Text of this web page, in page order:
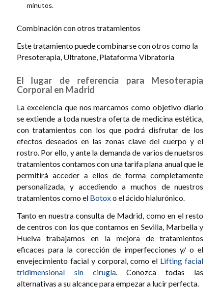
minutos.
Combinación con otros tratamientos
Este tratamiento puede combinarse con otros como la
Presoterapia, Ultratone, Plataforma Vibratoria
El lugar de referencia para Mesoterapia
Corporal en Madrid
La excelencia que nos marcamos como objetivo diario
se extiende a toda nuestra oferta de medicina estética,
con tratamientos con los que podrá disfrutar de los
efectos deseados en las zonas clave del cuerpo y el
rostro. Por ello, y ante la demanda de varios de nuetsros
tratamientos contamos con una tarifa plana anual que le
permitirá acceder a ellos de forma completamente
personalizada, y accediendo a muchos de nuestros
tratamientos como el Botoxo el ácido hialurónico.
Tanto en nuestra consulta de Madrid, como en el resto
de centros con los que contamos en Sevilla, Marbella y
Huelva trabajamos en la mejora de tratamientos
eficaces para la corección de imperfecciones y/ o el
envejecimiento facial y corporal, como el Lifting facial
tridimensional sin cirugía. Conozca todas las
alternativas a su alcance para empezar a lucir perfecta.